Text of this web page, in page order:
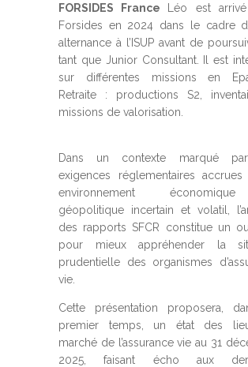
FORSIDES France
Léo est
Forsides en 2024 dans le cadre
alternance à l’ISUP avant de
tant que Junior Consultant. Il est
sur différentes missions en
Retraite : productions S2,
missions de valorisation.
Dans un contexte marqué
exigences réglementaires
environnement
géopolitique incertain et volatil,
des rapports SFCR constitue un
pour mieux appréhender la
prudentielle des organismes
vie.
Cette présentation proposera,
premier temps, un état des
marché de l’assurance vie au 31
2025, faisant écho aux